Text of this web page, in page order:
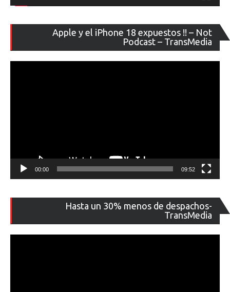
Apple y el iPhone 18 expuestos !! – Not
Podcast – TransMedia
de
00:00 09:52
Hasta un 30% menos de despachos-
TransMedia
de